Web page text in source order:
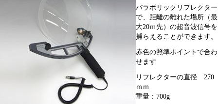
パラボリックリフレクター
で、距離の離れた場所（最
大20ｍ先）の超音波信号を
捕らえることができます。
赤色の照準ポイントで合わ
せます
リフレクターの直径 270
ｍｍ
重量：700g